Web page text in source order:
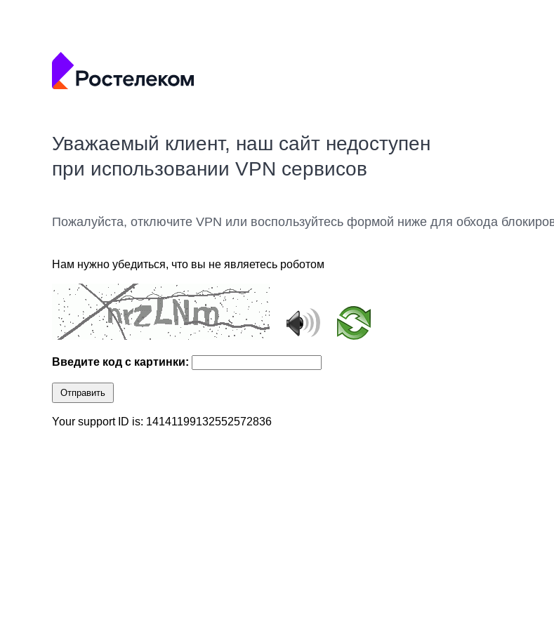
Уважаемый клиент, наш сайт недоступен
при использовании VPN сервисов
Пожалуйста, отключите VPN или воспользуйтесь формой ниже для обхода
Нам нужно убедиться, что вы не являетесь роботом
Введите код с картинки:
Отправить
Your support ID is: 14141199132552572836